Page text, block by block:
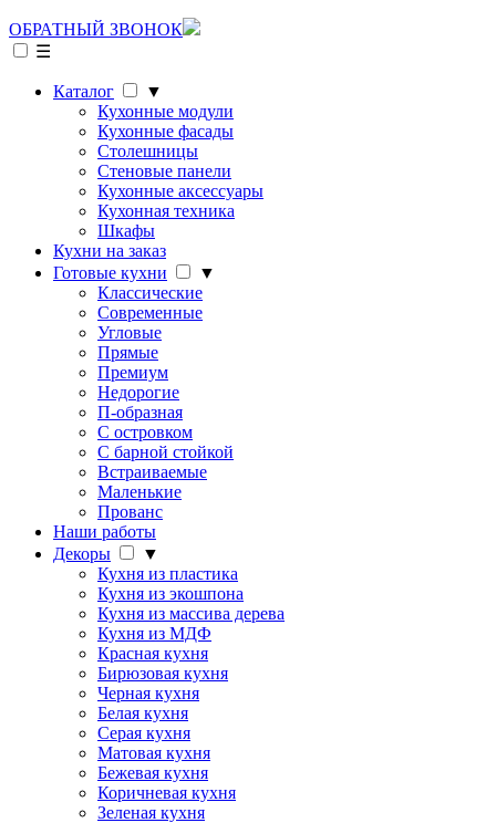
ОБРАТНЫЙ ЗВОНОК
☰
Каталог
▼
Кухонные модули
Кухонные фасады
Столешницы
Стеновые панели
Кухонные аксессуары
Кухонная техника
Шкафы
Кухни на заказ
Готовые кухни
▼
Классические
Современные
Угловые
Прямые
Премиум
Недорогие
П-образная
С островком
С барной стойкой
Встраиваемые
Маленькие
Прованс
Наши работы
Декоры
▼
Кухня из пластика
Кухня из экошпона
Кухня из массива дерева
Кухня из МДФ
Красная кухня
Бирюзовая кухня
Черная кухня
Белая кухня
Серая кухня
Матовая кухня
Бежевая кухня
Коричневая кухня
Зеленая кухня